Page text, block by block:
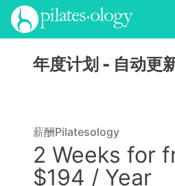
年度计划 - 自动更
薪酬Pilatesology
2 Weeks for
$194 / Year